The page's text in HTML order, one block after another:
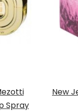
Spray
New